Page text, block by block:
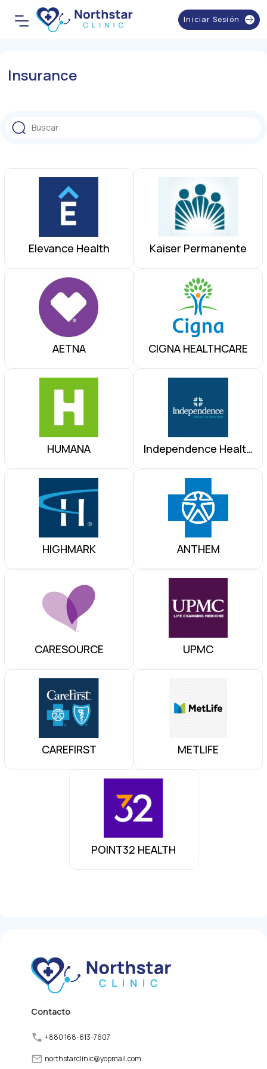
Iniciar Sesión
Insurance
Elevance Health Kaiser Permanente
AETNA CIGNA HEALTHCARE
HUMANA
Independence Health
HIGHMARK ANTHEM
CARESOURCE UPMC
CAREFIRST METLIFE
POINT32 HEALTH
Contacto
+880 168-613-7607
northstarclinic@yopmail.com